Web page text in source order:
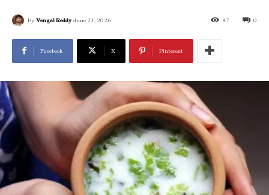
By Vengal Reddy June 23, 2026 0
87
Facebook X Pinterest